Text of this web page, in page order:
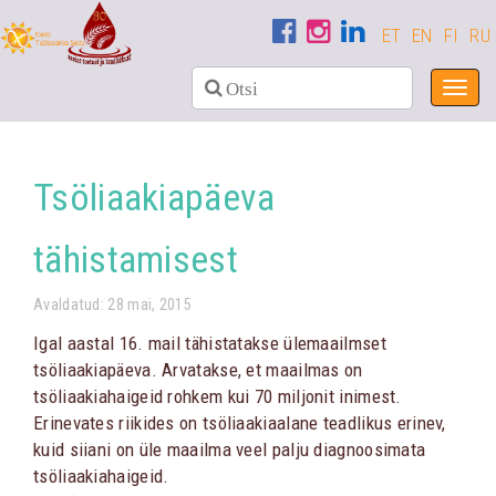
ET EN FI RU
Tsöliaakiapäeva
tähistamisest
Avaldatud: 28 mai, 2015
Igal aastal 16. mail tähistatakse ülemaailmset
tsöliaakiapäeva. Arvatakse, et maailmas on
tsöliaakiahaigeid rohkem kui 70 miljonit inimest.
Erinevates riikides on tsöliaakiaalane teadlikus erinev,
kuid siiani on üle maailma veel palju diagnoosimata
tsöliaakiahaigeid.